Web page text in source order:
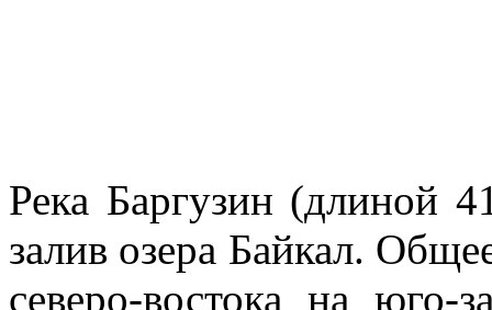
Река Баргузин (длиной
залив озера Байкал.
северо-во­стока на